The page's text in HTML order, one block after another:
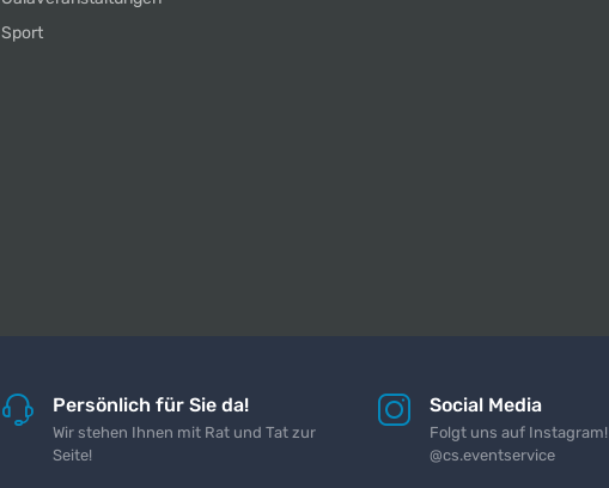
Sport
Persönlich für Sie da!
Wir stehen Ihnen mit Rat und Tat zur
Seite!
Social Media
Folgt uns auf Instagram!
@cs.eventservice